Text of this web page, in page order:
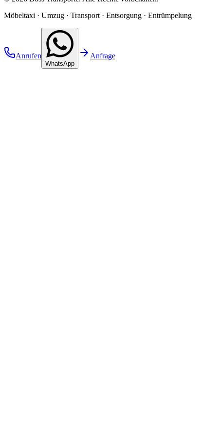
Möbeltaxi · Umzug · Transport · Entsorgung · Entrümpelung
Anrufen
WhatsApp
Anfrage